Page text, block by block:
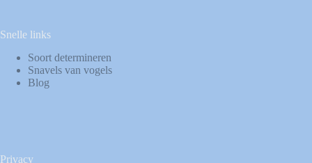
Snelle links
Soort determineren
Snavels van vogels
Blog
Privacy